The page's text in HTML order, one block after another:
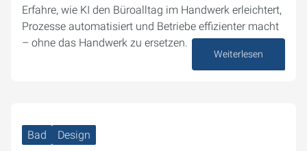
Erfahre, wie KI den Büroalltag im Handwerk erleichtert,
Prozesse automatisiert und Betriebe effizienter macht
– ohne das Handwerk zu ersetzen.
Weiterlesen
Bad Design